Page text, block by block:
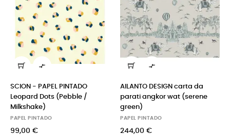

SCION - PAPEL PINTADO
Leopard Dots (Pebble /
Milkshake)
PAPEL PINTADO
99,00 €

AILANTO DESIGN carta da
parati angkor wat (serene
green)
PAPEL PINTADO
244,00 €